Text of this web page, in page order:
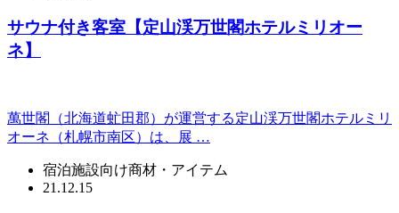
サウナ付き客室【定山渓万世閣ホテルミリオー
ネ】
萬世閣（北海道虻田郡）が運営する定山渓万世閣ホテルミリ
オーネ（札幌市南区）は、展 …
宿泊施設向け商材・アイテム
21.12.15